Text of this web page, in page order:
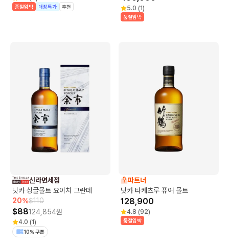
품절임박 매장특가 추천 5.0 (1)
품절임박
신라면세점
닛카 싱글몰트 요이치 그란데
20%$110
$88124,854원
4.0 (1)
10% 쿠폰
파트너
닛카 타케츠루 퓨어 몰트
128,900
4.8 (92)
품절임박